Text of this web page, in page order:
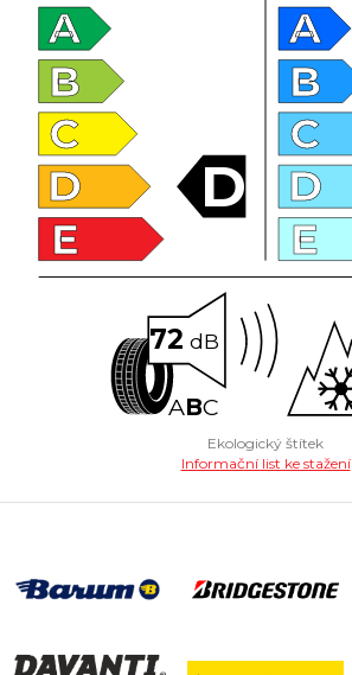
A
B
C
D
E
D
A
B
C
D
E
72 dB
ABC
Ekologický štítek
Informační list ke stažení